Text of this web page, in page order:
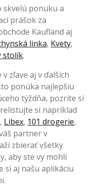
skvelú ponuku a
prášok za
Kaufland aj
linka, Kvety,
stolík.
zľave aj v ďalších
ponúka najlepšiu
týždňa, pozrite si
si napríklad
, Libex, 101 drogerie,
partner v
zbierať všetky
aby ste vy mohli
si aj našu aplikáciu